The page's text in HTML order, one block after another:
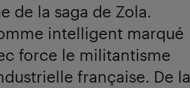
de la saga de Zola.
intelligent marqué
force le militantisme
française. De la